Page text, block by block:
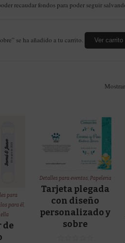
recaudar fondos para poder seguir
se ha añadido a tu carrito. Ver carrito
para
para él,
Detalles para eventos, Papeleria
Tarjeta plegada
con diseño
personalizado y
sobre